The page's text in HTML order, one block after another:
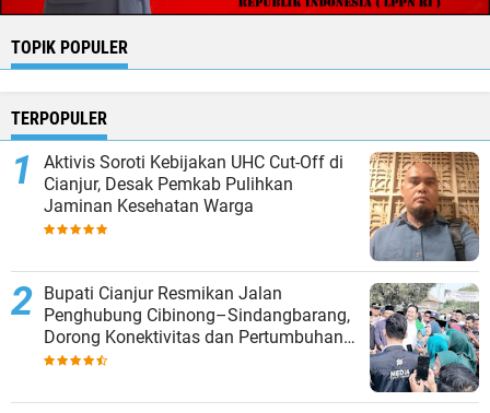
TOPIK POPULER
TERPOPULER
Aktivis Soroti Kebijakan UHC Cut-Off di
Cianjur, Desak Pemkab Pulihkan
Jaminan Kesehatan Warga
Bupati Cianjur Resmikan Jalan
Penghubung Cibinong–Sindangbarang,
Dorong Konektivitas dan Pertumbuhan
Ekonomi Cianjur Selatan